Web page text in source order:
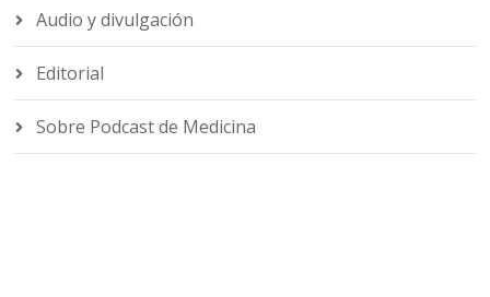
Audio y divulgación
Editorial
Sobre Podcast de Medicina